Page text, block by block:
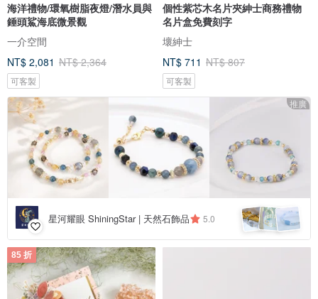
海洋禮物/環氧樹脂夜燈/潛水員與
錘頭鯊海底微景觀
一介空間
NT$ 2,081 NT$ 2,364
可客製
個性紫芯木名片夾紳士商務禮物
名片盒免費刻字
壞紳士
NT$ 711 NT$ 807
可客製
推廣
星河耀眼 ShiningStar | 天然石飾品 5.0
85 折